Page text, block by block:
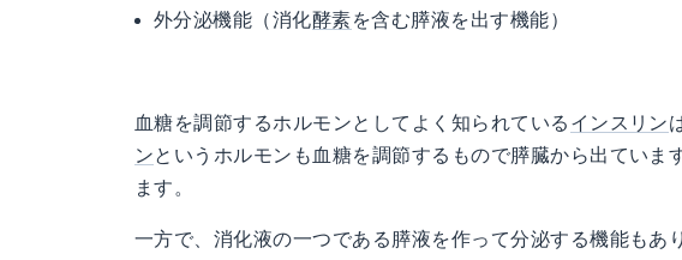
外分泌機能（消化酵素を含む膵液を出す機能）
血糖を調節するホルモンとしてよく知られている インスリン
ンというホルモンも血糖を調節するもので膵臓から出ていま
ます。
一方で、消化液の一つである膵液を作って分泌する機能もあ